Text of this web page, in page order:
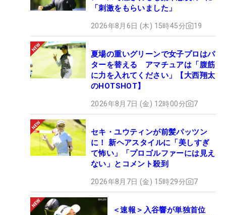
「刺激をもらいました」
2026年8月6日 (木) 15時45分 19
夏場の重いグリーンで女子プロはパ
ターを替える アマチュアは「腹筋
に力を入れてください」【大西翔太
のHOTSHOT】
2026年8月7日 (金) 12時00分 7
セキ・ユウティンが前髪パッツン
に！ 新ヘアスタイルに「美しすぎ
て怖い」「プロゴルファーには見え
ない」とコメント殺到
2026年8月7日 (金) 15時29分 7
＜速報＞入谷響が単独首位